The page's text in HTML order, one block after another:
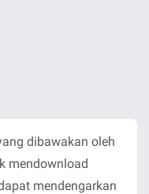
dibawakan oleh
mendownload
mendengarkan